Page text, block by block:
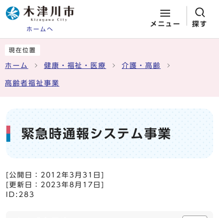
ホームへ
メニュー 探す
現在位置
ホーム 健康・福祉・医療 介護・高齢
高齢者福祉事業
緊急時通報システム事業
[公開日： 2012年3月31日
[更新日： 2023年8月17日
ID:283